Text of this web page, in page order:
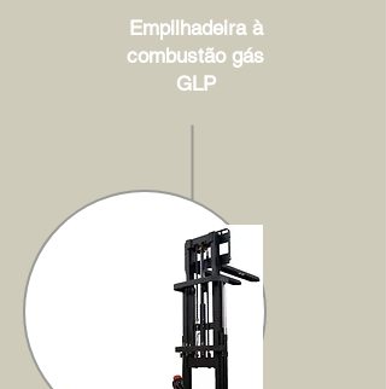
Empilhadeira à
combustão gás
GLP